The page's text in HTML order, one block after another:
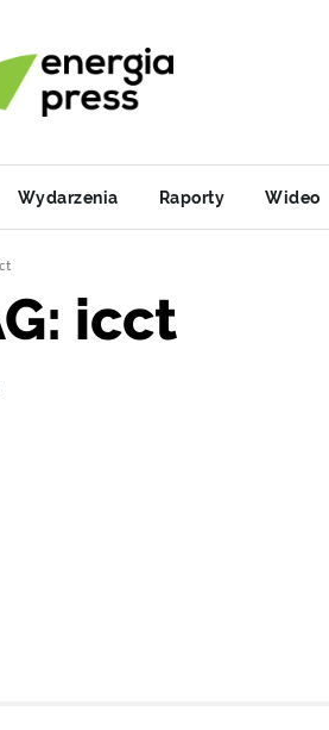
Wydarzenia Raporty Wideo
icct